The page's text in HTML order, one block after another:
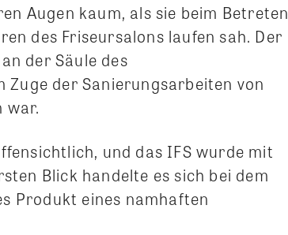
Augen kaum, als sie beim Betreten
des Friseursalons laufen sah. Der
der Säule des
Zuge der Sanierungsarbeiten von
war.
und das IFS wurde mit
Blick handelte es sich bei dem
Produkt eines namhaften